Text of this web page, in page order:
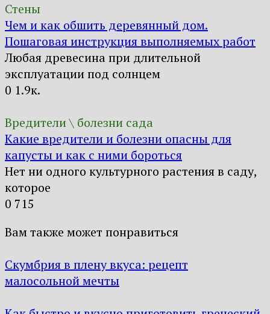
Стены
Чем и как обшить деревянный дом.
Пошаговая инструкция выполняемых работ
Любая древесина при длительной
эксплуатации под солнцем
0 1.9к.
Вредители \ болезни сада
Какие вредители и болезни опасны для
капусты и как с ними бороться
Нет ни одного культурного растения в саду,
которое
0 715
Вам также может понравиться
Скумбрия в плену вкуса: рецепт
малосольной мечты